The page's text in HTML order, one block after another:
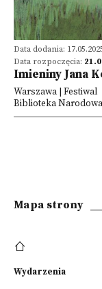
Data dodania:
Data rozpoczęcia:
Imieniny Jana
Warszawa | Festiwal
Biblioteka Narodowa
Mapa strony
Wydarzenia